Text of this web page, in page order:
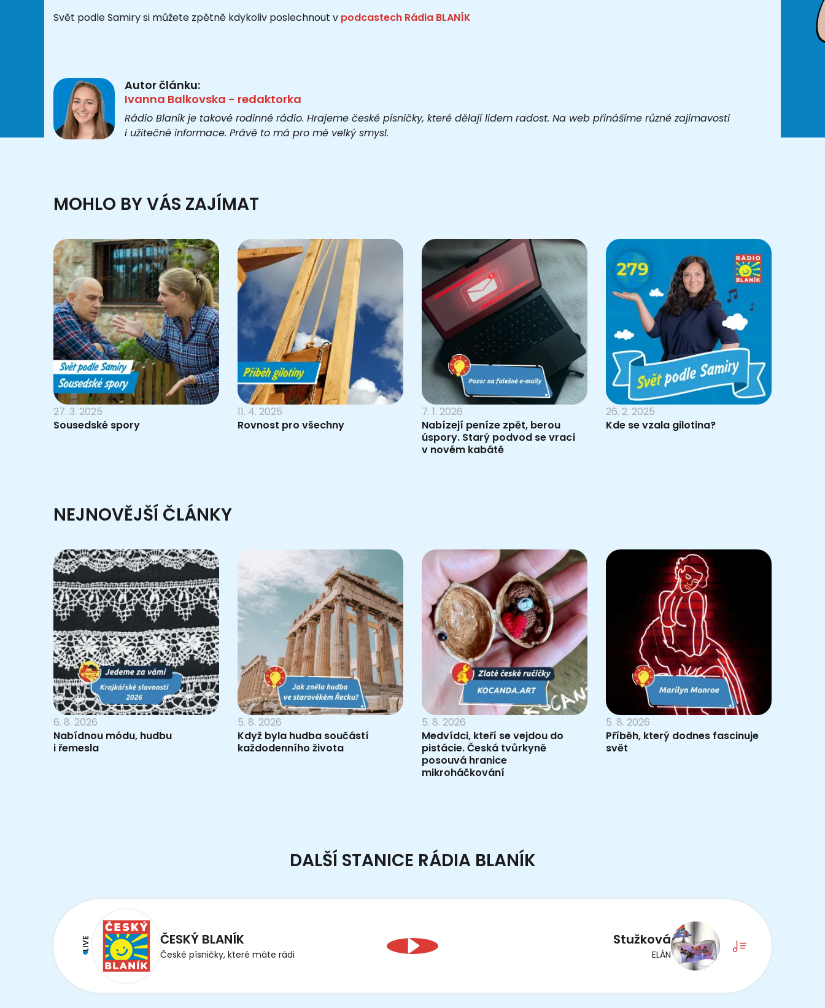
Svět podle Samiry si můžete zpětně kdykoliv poslechnout v podcastech Rádia BLANÍK
Autor článku:
Ivanna Balkovska - redaktorka
Rádio Blaník je takové rodinné rádio. Hrajeme české písničky, které dělají lidem radost. Na web přinášíme různé zajímavosti
i užitečné informace. Právě to má pro mě velký smysl.
MOHLO BY VÁS ZAJÍMAT
27. 3. 2025
Sousedské spory
11. 4. 2025
Rovnost pro všechny
7. 1. 2026
Nabízejí peníze zpět, berou
úspory. Starý podvod se vrací
v novém kabátě
26. 2. 2025
Kde se vzala gilotina?
NEJNOVĚJŠÍ ČLÁNKY
6. 8. 2026
Nabídnou módu, hudbu
i řemesla
5. 8. 2026
Když byla hudba součástí
každodenního života
5. 8. 2026
Medvídci, kteří se vejdou do
pistácie. Česká tvůrkyně
posouvá hranice
mikroháčkování
5. 8. 2026
Příběh, který dodnes fascinuje
svět
DALŠÍ STANICE RÁDIA BLANÍK
LIVE ČESKÝ BLANÍK
České písničky, které máte rádi
Stužková
ELÁN